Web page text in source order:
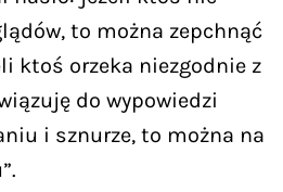
to można zepchnąć
ktoś orzeka niezgodnie z
do wypowiedzi
i sznurze, to można na